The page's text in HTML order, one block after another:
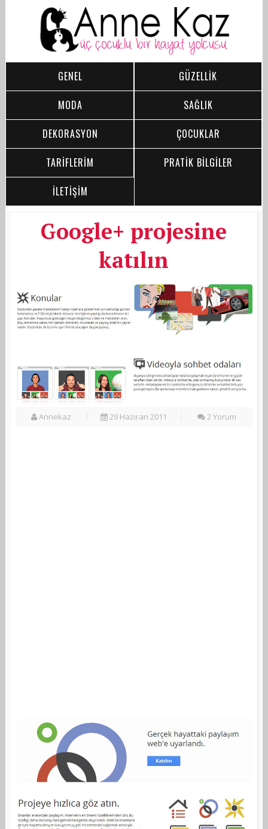
GENEL
GÜZELLİK
MODA
SAĞLIK
DEKORASYON
ÇOCUKLAR
TARİFLERİM
PRATİK BİLGİLER
İLETİŞİM
Google+ projesine
katılın
Annekaz 29 Haziran 2011 2 Yorum